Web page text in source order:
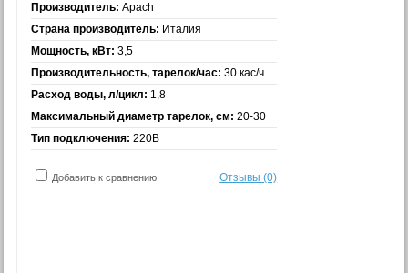
Производитель: Apach
Страна производитель: Италия
Мощность, кВт: 3,5
Производительность, тарелок/час: 30 кас/ч.
Расход воды, л/цикл: 1,8
Максимальный диаметр тарелок, см: 20-30
Тип подключения: 220В
Добавить к сравнению Отзывы (0)